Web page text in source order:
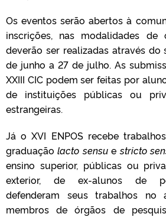
Os eventos serão abertos à
inscrições, nas modalidades de
deverão ser realizadas através do
de junho a 27 de julho. As
XXIII CIC podem ser feitas por
de instituições públicas ou
estrangeiras.
Já o XVI ENPOS recebe
graduaçãolacto sensuestricto
ensino superior, públicas ou
exterior, de ex-alunos de
defenderam seus trabalhos
membros de órgãos de